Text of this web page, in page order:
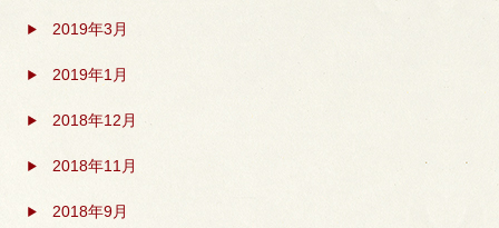
2019年3月
2019年1月
2018年12月
2018年11月
2018年9月